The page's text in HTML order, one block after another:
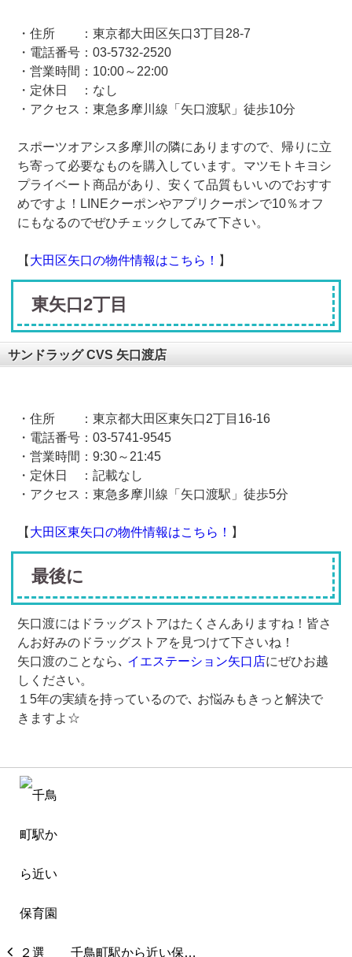
・住所 ：東京都大田区矢口3丁目 28-7
・電話番号：03-5732-2520
・営業時間： 10:00～ 22:00
・定休日 ：なし
・アクセス：東急多摩川線「矢口渡駅」徒歩10分
スポーツオアシス多摩川の隣にありますので、帰りに立
ち寄って必要なものを購入しています。マツモトキヨシ
プライベート商品があり、安くて品質もいいのでおすす
めですよ！LINEクーポンやアプリクーポンで10％オフ
にもなるのでぜひチェックしてみて下さい。
【 大田区矢口の物件情報はこちら！ 】
東矢口2丁目
サンドラッグ CVS 矢口渡店
・住所 ：東京都大田区東矢口2丁目 16-16
・電話番号：03-5741-9545
・営業時間：9:30～ 21:45
・定休日 ：記載なし
・アクセス：東急多摩川線「矢口渡駅」徒歩5分
【 大田区東矢口の物件情報はこちら！ 】
最後に
矢口渡にはドラッグストアはたくさんありますね！皆さ
んお好みのドラッグストアを見つけて下さいね！
矢口渡のことなら､ イエステーション矢口店にぜひお越
しください。
１5年の実績を持っているので､ お悩みもきっと解決で
きます︎よ☆
千鳥町駅から近い保…